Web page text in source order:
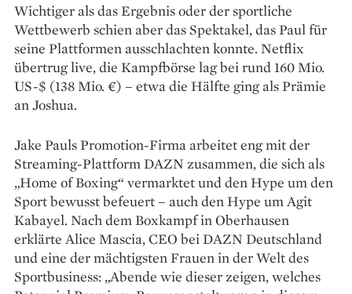
Wichtiger als das Ergebnis oder der sportliche
Wettbewerb schien aber das Spektakel, das Paul für
seine Plattformen ausschlachten konnte. Netflix
übertrug live, die Kampfbörse lag bei rund 160 Mio.
US-$ (138 Mio. €) – etwa die Hälfte ging als Prämie
an Joshua.
Jake Pauls Promotion-Firma arbeitet eng mit der
Streaming-Plattform DAZN zusammen, die sich als
„Home of Boxing“ vermarktet und den Hype um den
Sport bewusst befeuert – auch den Hype um Agit
Kabayel. Nach dem Boxkampf in Oberhausen
erklärte Alice Mascia, CEO bei DAZN Deutschland
und eine der mächtigsten Frauen in der Welt des
Sportbusiness: „Abende wie dieser zeigen, welches